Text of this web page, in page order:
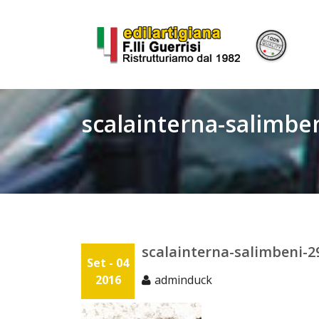
scalainterna-
Set - 04
2016
scalainterna-salimbeni-
adminduck